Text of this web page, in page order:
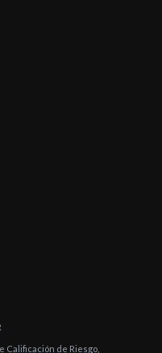
Calificación de Riesgo,